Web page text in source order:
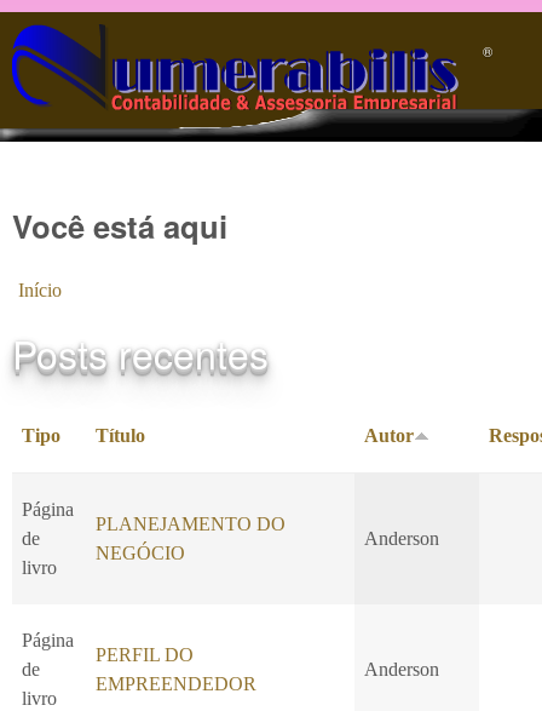
Pular para o conteúdo principal
®️
Você está aqui
Início
Posts recentes
Tipo Título Autor
Página
de
livro
PLANEJAMENTO DO
NEGÓCIO
Anderson
Página
de
livro
PERFIL DO
EMPREENDEDOR
Anderson